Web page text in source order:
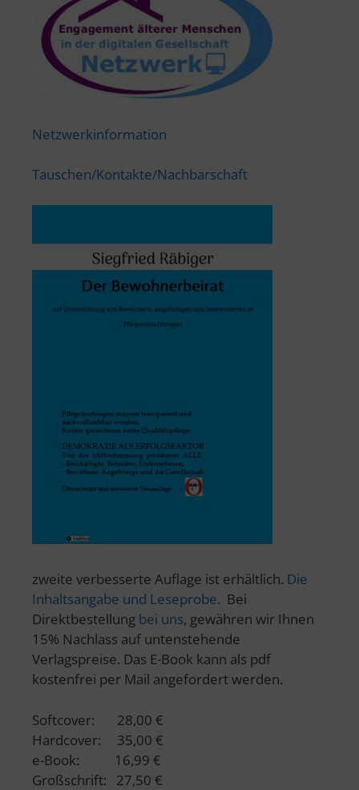
Netzwerkinformation
Tauschen/Kontakte/Nachbarschaft
zweite verbesserte Auflage ist erhältlich. Die
Inhaltsangabe und Leseprobe. Bei
Direktbestellung bei uns, gewähren wir Ihnen
15% Nachlass auf untenstehende
Verlagspreise. Das E-Book kann als pdf
kostenfrei per Mail angefordert werden.
Softcover: 28,00 €
Hardcover: 35,00 €
e-Book: 16,99 €
Großschrift: 27,50 €